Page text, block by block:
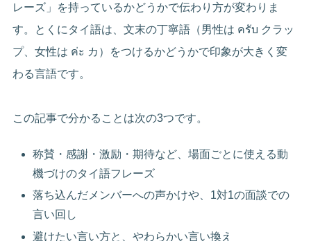
レーズ」を持っているかどうかで伝わり方が変わりま
す。とくにタイ語は、文末の丁寧語（男性は ครับ クラッ
プ、女性は ค่ะ カ）をつけるかどうかで印象が大きく変
わる言語です。
この記事で分かることは次の3つです。
称賛・感謝・激励・期待など、場面ごとに使える動
機づけのタイ語フレーズ
落ち込んだメンバーへの声かけや、1対1の面談での
言い回し
避けたい言い方と、やわらかい言い換え